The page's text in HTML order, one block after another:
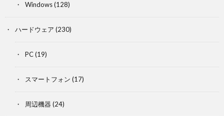
Windows(128)
ハードウェア (230)
PC(19)
スマートフォン (17)
周辺機器 (24)